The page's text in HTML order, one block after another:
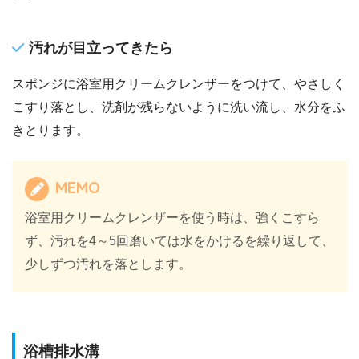
汚れが目立ってきたら
スポンジに浴室用クリームクレンザーをつけて、やさしく
こすり落とし、洗剤が残らないように洗い流し、水分をふ
きとります。
MEMO
浴室用クリームクレンザーを使う時は、強くこすら
ず、汚れを4～5回磨いては水をかけるを繰り返して、
少しずつ汚れを落とします。
浴槽排水溝